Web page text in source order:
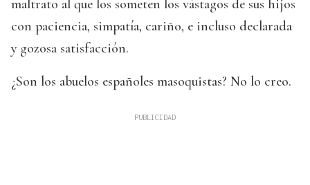
maltrato al que los someten los vástagos de sus hijos
con paciencia, simpatía, cariño, e incluso declarada
y gozosa satisfacción.
¿Son los abuelos españoles masoquistas? No lo creo.